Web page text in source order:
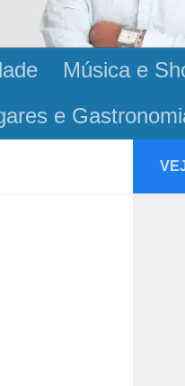
Música e
e